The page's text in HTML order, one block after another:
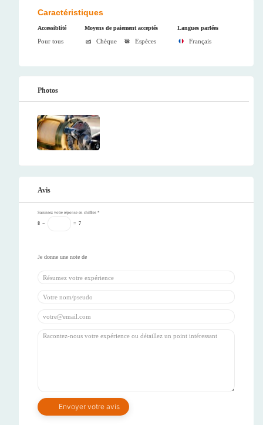
Caractéristiques
Accessiblité
Pour tous
Moyens de paiement acceptés
Chèque Espèces
Langues parlées
Français
Photos
Avis
Saisissez votre réponse en chiffres *
8 − = 7